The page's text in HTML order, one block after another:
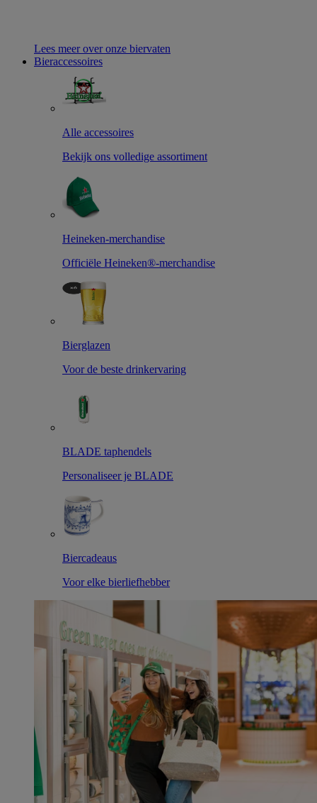
Lees meer over onze biervaten
Bieraccessoires
Alle accessoires
Bekijk ons volledige assortiment
Heineken-merchandise
Officiële Heineken®-merchandise
Bierglazen
Voor de beste drinkervaring
BLADE taphendels
Personaliseer je BLADE
Biercadeaus
Voor elke bierliefhebber